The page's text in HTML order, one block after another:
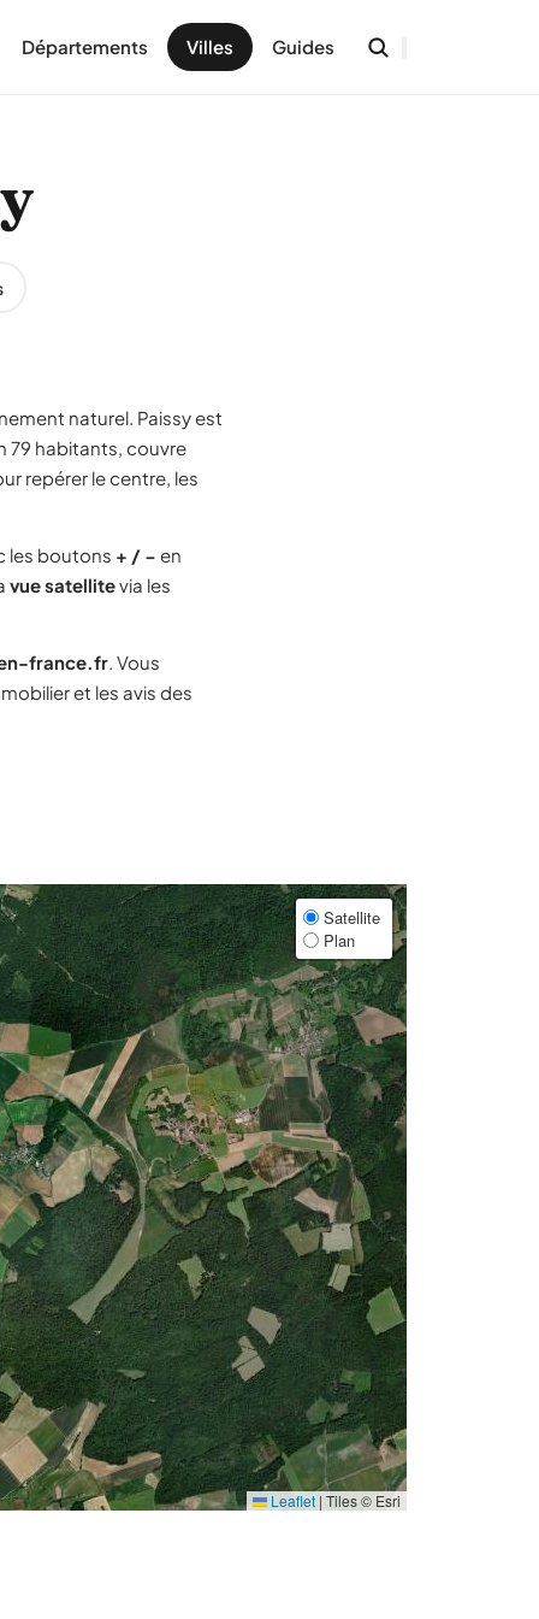
Départements Villes Guides
naturel. Paissy est
79 habitants, couvre
repérer le centre, les
les boutons + / − en
vue satellitevia les
france.fr. Vous
et les avis des
Satellite
Plan
Leaflet | Tiles © Esri